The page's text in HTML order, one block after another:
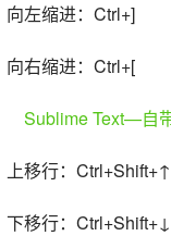
向左缩进：Ctrl+]　　
向右缩进：Ctrl+[　
上移行：Ctrl+Shift+↑
下移行：Ctrl+Shift+↓